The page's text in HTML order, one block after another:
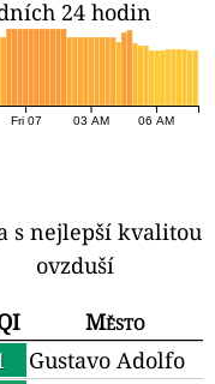
24 hodin
Fri 07 03 AM 06 AM
s nejlepší kvalitou
ovzduší
Město
Gustavo Adolfo